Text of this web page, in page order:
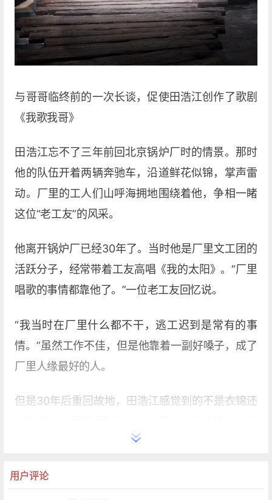
与哥哥临终前的一次长谈，促使田浩江创作了歌剧
《我歌我哥》
田浩江忘不了三年前回北京锅炉厂时的情景。那时
他的队伍开着两辆奔驰车，沿道鲜花似锦，掌声雷
动。厂里的工人们山呼海拥地围绕着他，争相一睹
这位“老工友”的风采。
他离开锅炉厂已经30年了。当时他是厂里文工团的
活跃分子，经常带着工友高唱《我的太阳》。“厂里
唱歌的事情都靠他了。”一位老工友回忆说。
“我当时在厂里什么都不干，逃工迟到是常有的事
情。”虽然工作不佳，但是他靠着一副好嗓子，成了
厂里人缘最好的人。
但是30年后重回故地，田浩江感觉到的不是衣锦还
工友，如今依然坚守着那台机器，“30年来从未变
用户评论